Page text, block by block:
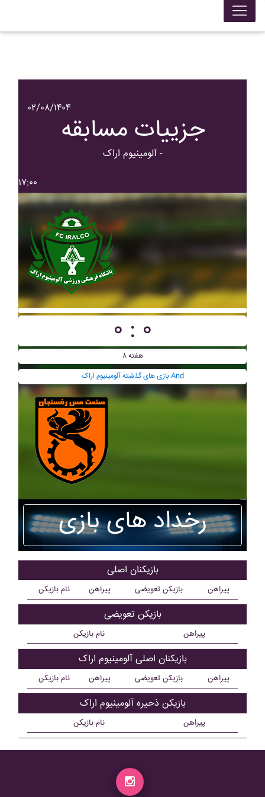
۰۲/۰۸/۱۴۰۴
جزییات مسابقه
آلومينيوم اراک -
۱۷:۰۰
۰ : ۰
هفته ۸
بازی های گذشته آلومينيوم اراک And
رخداد های بازی
بازیکنان اصلی
نام بازیکن پیراهن بازیکن تعویضی پیراهن
بازیکن تعویضی
نام بازیکن پیراهن
بازیکنان اصلی آلومينيوم اراک
نام بازیکن پیراهن بازیکن تعویضی پیراهن
بازیکن ذحیره آلومينيوم اراک
نام بازیکن پیراهن